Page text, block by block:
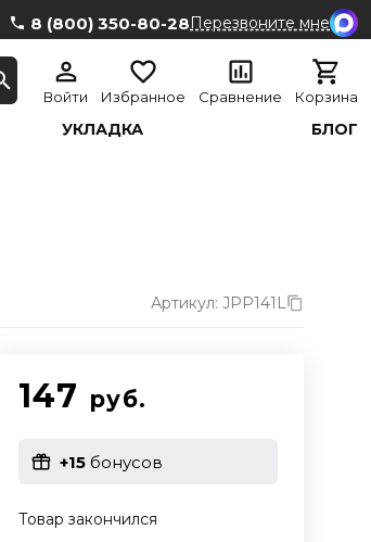
8 (800) 350-80-28Перезвоните мне
Войти Избранное Сравнение Корзина
УКЛАДКА БЛОГ
Артикул: JPP141L
147 руб.
+15бонусов
Товар закончился